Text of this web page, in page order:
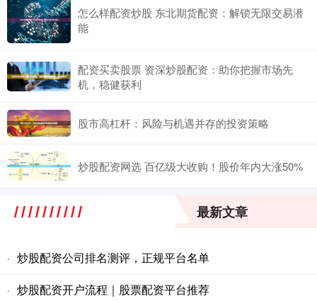
怎么样配资炒股 东北期货配资：解锁无限交易潜
能
配资买卖股票 资深炒股配资：助你把握市场先
机，稳健获利
股市高杠杆：风险与机遇并存的投资策略
炒股配资网选 百亿级大收购！股价年内大涨50%
最新文章
· 炒股配资公司排名测评，正规平台名单
· 炒股配资开户流程｜股票配资平台推荐